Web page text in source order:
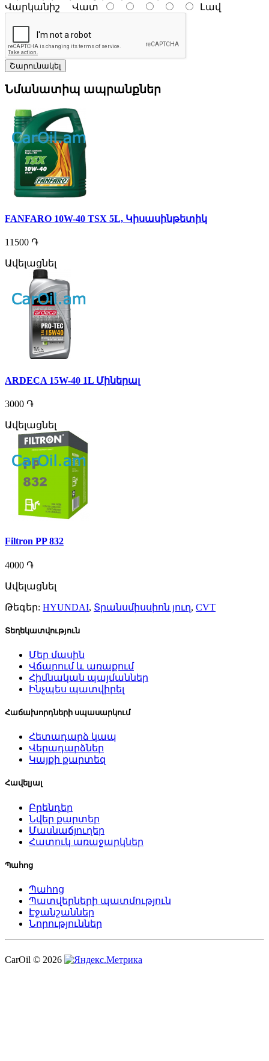
Վարկանիշ Վատ Լավ
Շարունակել
Նմանատիպ ապրանքներ
FANFARO 10W-40 TSX 5L, Կիսասինթետիկ
11500 ֏
Ավելացնել
ARDECA 15W-40 1L Միներալ
3000 ֏
Ավելացնել
Filtron PP 832
4000 ֏
Ավելացնել
Թեգեր: HYUNDAI, Տրանսմիսսիոն յուղ, CVT
Տեղեկատվություն
Մեր մասին
Վճարում և առաքում
Հիմնական պայմաններ
Ինչպես պատվիրել
Հաճախորդների սպասարկում
Հետադարձ կապ
Վերադարձներ
Կայքի քարտեզ
Հավելյալ
Բրենդեր
Նվեր քարտեր
Մասնաճյուղեր
Հատուկ առաջարկներ
Պահոց
Պահոց
Պատվերների պատմություն
Էջանշաններ
Նորություններ
CarOil © 2026